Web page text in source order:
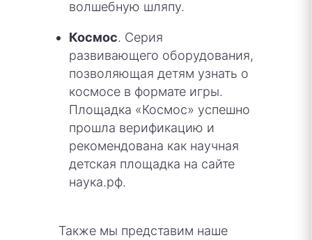
волшебную шляпу.
Космос. Серия
развивающего оборудования,
позволяющая детям узнать о
космосе в формате игры.
Площадка «Космос» успешно
прошла верификацию и
рекомендована как научная
детская площадка на сайте
наука.рф.
Также мы представим наше